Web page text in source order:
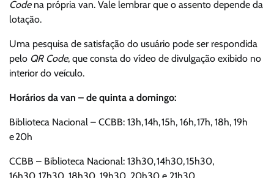
Codena própria van. Vale lembrar que o assento depende da
lotação.
Uma pesquisa de satisfação do usuário pode ser respondida
pelo QR Code, que consta do vídeo de divulgação exibido no
interior do veículo.
Horários da van – de quinta a domingo:
Biblioteca Nacional – CCBB: 13h, 14h, 15h, 16h, 17h, 18h, 19h
e 20h
CCBB – Biblioteca Nacional: 13h30, 14h30, 15h30,
16h30, 17h30, 18h30, 19h30, 20h30 e 21h30